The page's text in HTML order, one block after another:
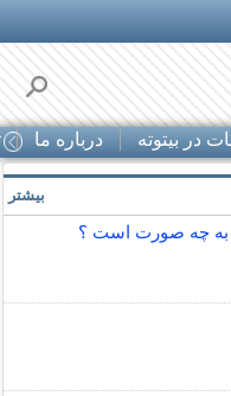
در بیتوته درباره ما
به چه صورت است ؟
بیشتر